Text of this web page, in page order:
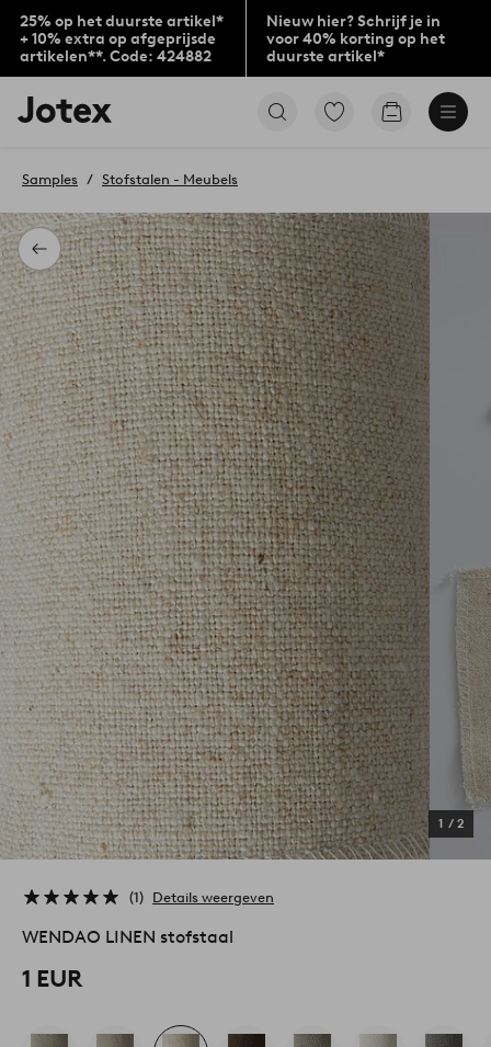
25% op het duurste artikel*
+ 10% extra op afgeprijsde
artikelen**. Code: 424882
Nieuw hier? Schrijf je in
voor 40% korting op het
duurste artikel*
Jotex
logo
to
home
page
Ga
Go
Terug
Samples Stofstalen - Meubels
1 / 2
1 Details weergeven
WENDAO LINEN stofstaal
1 EUR